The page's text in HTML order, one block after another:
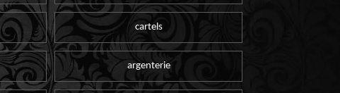
cartels
argenterie